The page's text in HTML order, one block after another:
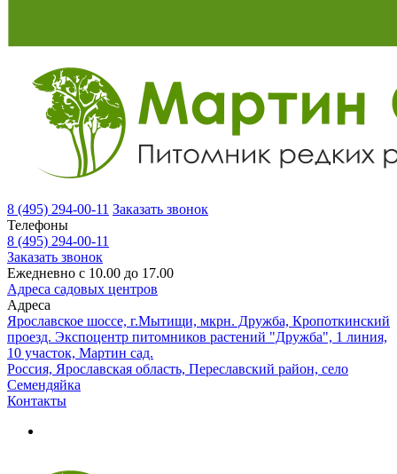
8 (495) 294-00-11 Заказать звонок
Телефоны
8 (495) 294-00-11
Заказать звонок
Ежедневно с 10.00 до 17.00
Адреса садовых центров
Адреса
Ярославское шоссе, г.Мытищи, мкрн. Дружба, Кропоткинский
проезд. Экспоцентр питомников растений "Дружба", 1 линия,
10 участок, Мартин сад.
Россия, Ярославская область, Переславский район, село
Семендяйка
Контакты